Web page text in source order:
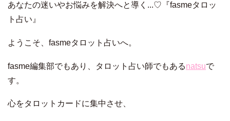
あなたの迷いやお悩みを解決へと導く...♡『fasmeタロッ
ト占い』
ようこそ、fasmeタロット占いへ。
fasme編集部でもあり、タロット占い師でもあるnatsuで
す。
心をタロットカードに集中させ、